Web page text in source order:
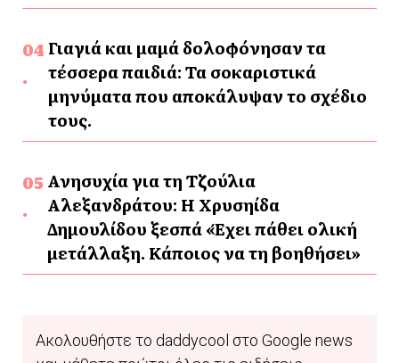
Γιαγιά και μαμά δολοφόνησαν τα
τέσσερα παιδιά: Τα σοκαριστικά
μηνύματα που αποκάλυψαν το σχέδιο
τους.
Ανησυχία για τη Τζούλια
Αλεξανδράτου: Η Χρυσηίδα
Δημουλίδου ξεσπά «Έχει πάθει ολική
μετάλλαξη. Κάποιος να τη βοηθήσει»
Ακολουθήστε το daddycool στο Google news